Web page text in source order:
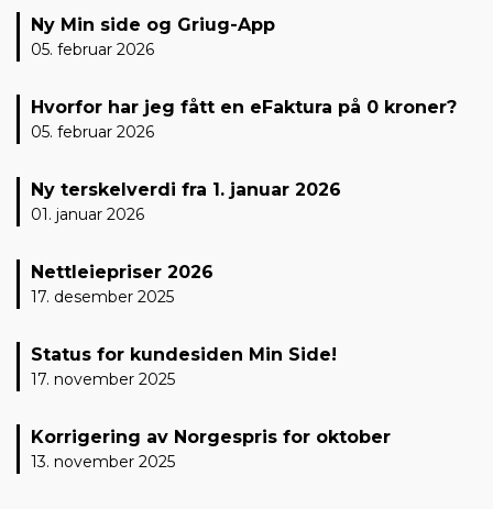
Ny Min side og Griug-App
05. februar 2026
Hvorfor har jeg fått en eFaktura på 0 kroner?
05. februar 2026
Ny terskelverdi fra 1. januar 2026
01. januar 2026
Nettleiepriser 2026
17. desember 2025
Status for kundesiden Min Side!
17. november 2025
Korrigering av Norgespris for oktober
13. november 2025